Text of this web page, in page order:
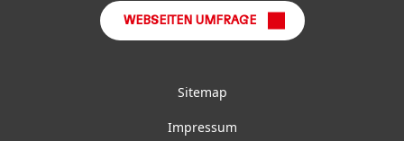
WEBSEITEN UMFRAGE
Sitemap
Impressum